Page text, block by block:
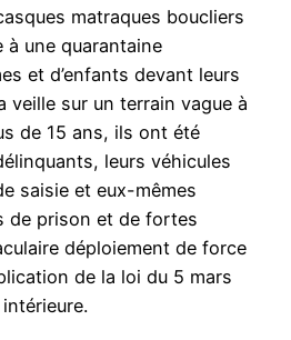
matraques boucliers
une quarantaine
et d’enfants devant leurs
veille sur un terrain vague à
de 15 ans, ils ont été
leurs véhicules
saisie et eux-mêmes
de prison et de fortes
déploiement de force
de la loi du 5 mars